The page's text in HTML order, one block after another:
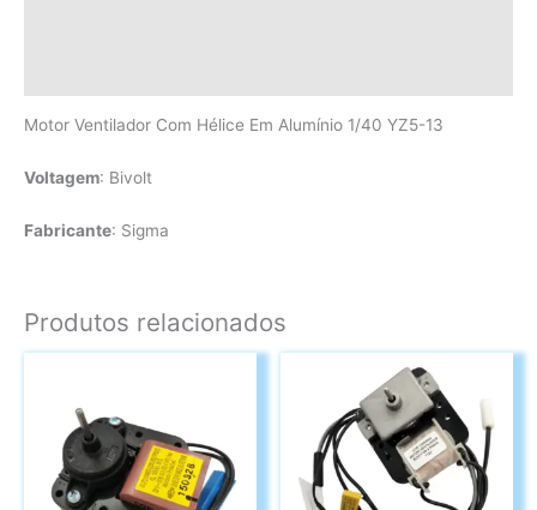
Motor Ventilador Com Hélice Em Alumínio 1/40 YZ5-13
Voltagem: Bivolt
Fabricante: Sigma
Produtos relacionados